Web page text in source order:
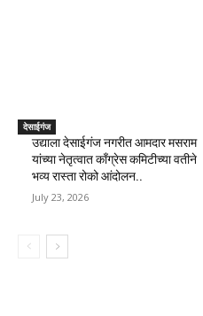
देसाईगंज
उद्याला देसाईगंज नगरीत आमदार मसराम
यांच्या नेतृत्वात काँग्रेस कमिटीच्या वतीने
भव्य रास्ता रोको आंदोलन..
July 23, 2026